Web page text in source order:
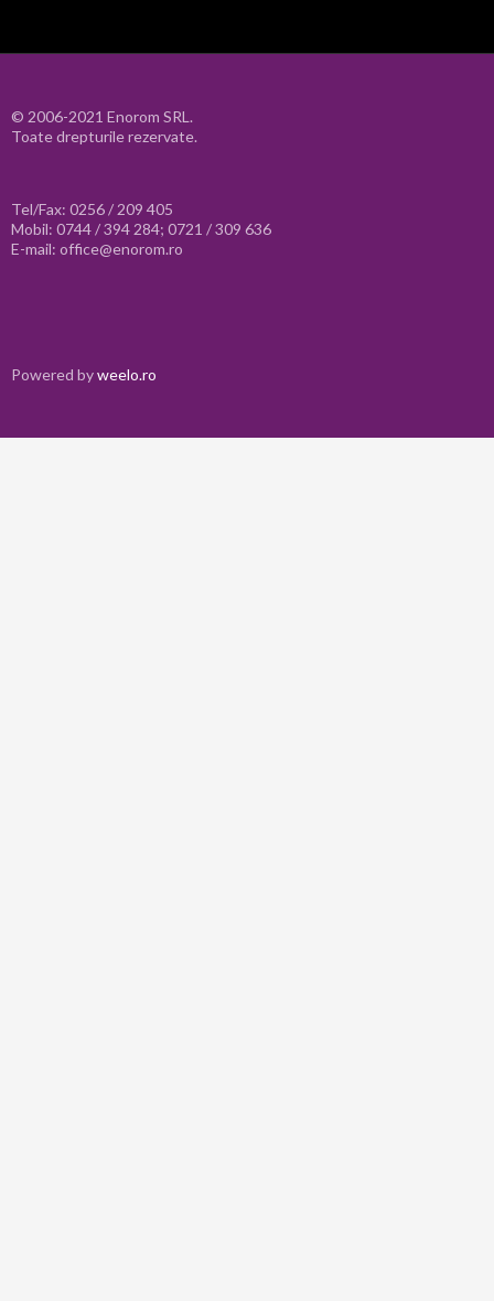
© 2006-2021 Enorom SRL.
Toate drepturile rezervate.
Tel/Fax: 0256 / 209 405
Mobil: 0744 / 394 284; 0721 / 309 636
E-mail: office@enorom.ro
Powered byweelo.ro